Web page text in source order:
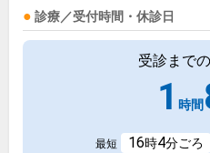
診療／受付時間・休診日
受診まで
1 時間
最短 16時4分ごろ